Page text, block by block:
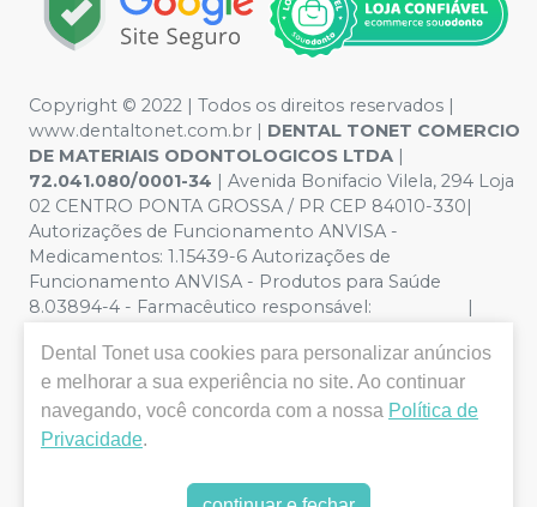
Copyright © 2022 | Todos os direitos reservados |
www.dentaltonet.com.br | DENTAL TONET COMERCIO
DE MATERIAIS ODONTOLOGICOS LTDA |
72.041.080/0001-34 | Avenida Bonifacio Vilela, 294 Loja
02 CENTRO PONTA GROSSA / PR CEP 84010-330|
Autorizações de Funcionamento ANVISA -
Medicamentos: 1.15439-6 Autorizações de
Funcionamento ANVISA - Produtos para Saúde
8.03894-4 - Farmacêutico responsável: |
ilustrativas - Os preços e condições da loja virtual estão
sujeitos a alterações. Em caso de divergência de preços
no site, o valor válido é o do Carrinho de Compra. Não
vendemos por atacado, por isso nos reservamos o
Dental Tonet usa cookies para personalizar anúncios
e melhorar a sua experiência no site. Ao continuar
navegando, você concorda com a nossa Política de
Privacidade.